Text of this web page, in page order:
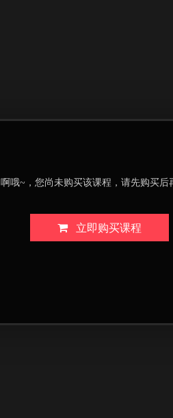
啊哦~，您尚未购买该课程，请先购买后
立即购买课程